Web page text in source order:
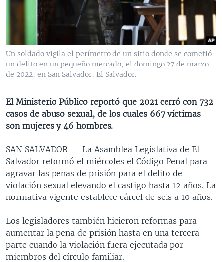
VENEZUELA
NICARAGUA
ECONOMÍA
ENTRETENIMIENTO Y CULTURA
TECNOLOGÍA
DEPORTES
CIENCIA Y SALUD
MULTIMEDIA
FOTOGRAFÍA
AUDIOS
PROGRAMAS TV
EL MUNDO AL DÍA
FORO INTERAMERICANO
VISIÓN 360
LAS CLAVES
PANORAMA
RADIO
AVANCE INFORMATIVO
AUDIONOTICIAS
BUENOS DÍAS AMÉRICA
ESTADOS UNIDOS AL DÍA
FORO [RADIO]
DEPORTIVO INTERNACIONAL
NOTA ECONÓMICA
DIRECT
DOCUMENTALES DE LA VOA
Learning English
Idiomas
Un soldado vigila el perímetro de un sitio donde se cometió
un delito en un pequeño mercado, el domingo 27 de marzo
de 2022, en San Salvador, El Salvador.
El Ministerio Público reportó que 2021 cerró con 732
casos de abuso sexual, de los cuales 667 víctimas
son mujeres y 46 hombres.
SAN SALVADOR — La Asamblea Legislativa de El
Salvador reformó el miércoles el Código Penal para
agravar las penas de prisión para el delito de
violación sexual elevando el castigo hasta 12 años. La
normativa vigente establece cárcel de seis a 10 años.
Los legisladores también hicieron reformas para
aumentar la pena de prisión hasta en una tercera
parte cuando la violación fuera ejecutada por
miembros del círculo familiar.